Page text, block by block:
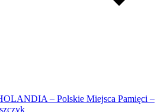
– Polskie Miejsca Pamięci –